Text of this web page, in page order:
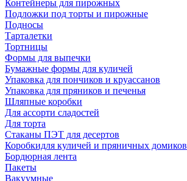
Контейнеры для пирожных
Подложки под торты и пирожные
Подносы
Тарталетки
Тортницы
Формы для выпечки
Бумажные формы для куличей
Упаковка для пончиков и круассанов
Упаковка для пряников и печенья
Шляпные коробки
Для ассорти сладостей
Для торта
Стаканы ПЭТ для десертов
Коробкидля куличей и пряничных домиков
Бордюрная лента
Пакеты
Вакуумные